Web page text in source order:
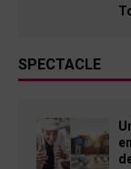
SPECTACLE